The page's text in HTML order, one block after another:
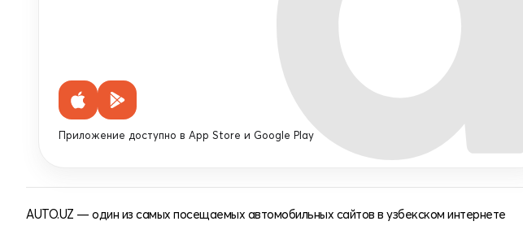
Приложение доступно в App Store и Google Play
AUTO.UZ — один из самых посещаемых автомобильных сайтов в узбекском интернете